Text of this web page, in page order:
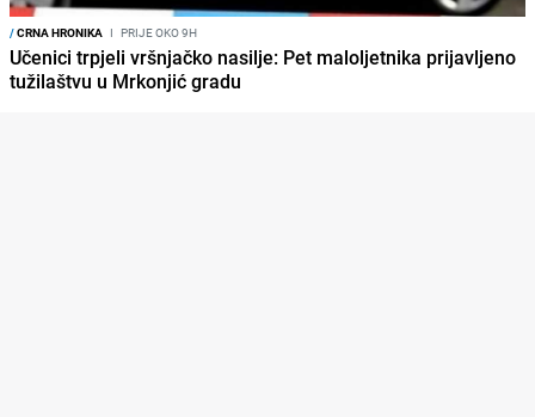
/CRNA HRONIKA I PRIJE OKO 9H
Učenici trpjeli vršnjačko nasilje: Pet maloljetnika prijavljeno
tužilaštvu u Mrkonjić gradu